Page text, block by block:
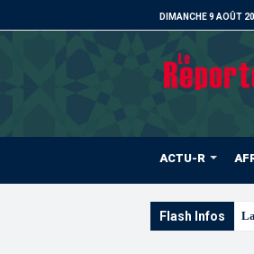
DIMANCHE 9 AOÛT
ACTU-R
Flash Infos